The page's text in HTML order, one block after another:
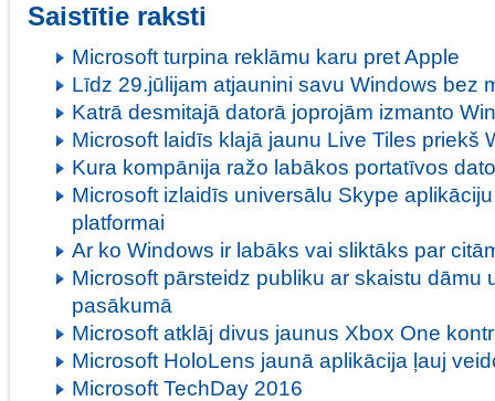
Saistītie raksti
Microsoft turpina reklāmu karu pret Apple
Līdz 29.jūlijam atjaunini savu Windows bez
Katrā desmitajā datorā joprojām izmanto
Microsoft laidīs klajā jaunu Live Tiles priekš
Kura kompānija ražo labākos portatīvos
Microsoft izlaidīs universālu Skype
platformai
Ar ko Windows ir labāks vai sliktāks par
Microsoft pārsteidz publiku ar skaistu dāmu
pasākumā
Microsoft atklāj divus jaunus Xbox One
Microsoft HoloLens jaunā aplikācija ļauj
Microsoft TechDay 2016